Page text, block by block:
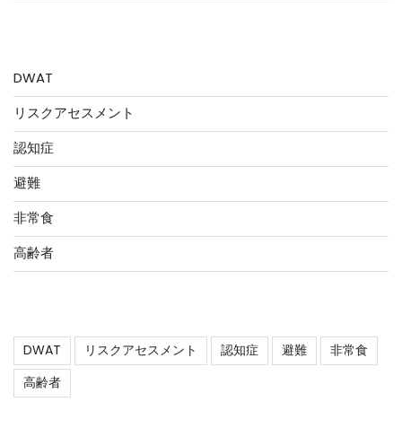
DWAT
リスクアセスメント
認知症
避難
非常食
高齢者
DWAT リスクアセスメント 認知症 避難
非常食
高齢者